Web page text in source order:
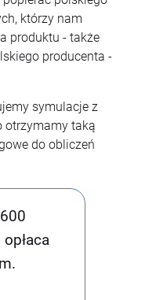
którzy nam
produktu - także
producenta -
symulacje z
otrzymamy taką
do obliczeń